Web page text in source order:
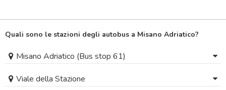
Quali sono le stazioni degli autobus a Misano Adriatico?
Misano Adriatico (Bus stop 61)
Viale della Stazione